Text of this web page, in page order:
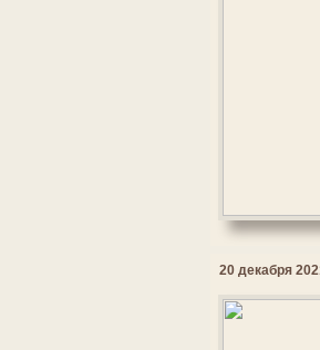
20 декабря